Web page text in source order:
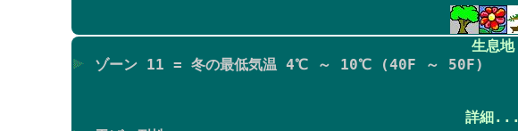
生息地
ゾーン 11 = 冬の最低気温 4℃ ～ 10℃ (40F ～ 50F)
詳細...